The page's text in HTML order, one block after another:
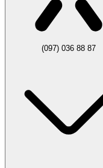
(097) 036 88 87